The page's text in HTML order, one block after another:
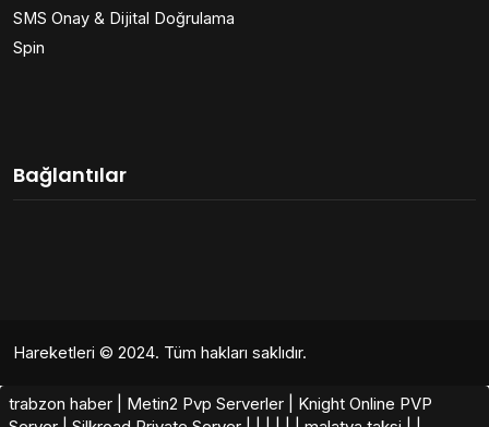
SMS Onay & Dijital Doğrulama
Spin
Bağlantılar
Hareketleri © 2024. Tüm hakları saklıdır.
trabzon haber Metin2 Pvp Serverler
Knight Online PVP